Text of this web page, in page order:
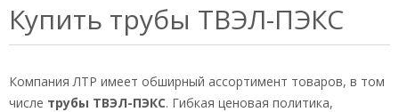
Купить трубы ТВЭЛ-ПЭКС
Компания ЛТР имеет обширный ассортимент товаров, в том
числе трубы ТВЭЛ-ПЭКС. Гибкая ценовая политика,